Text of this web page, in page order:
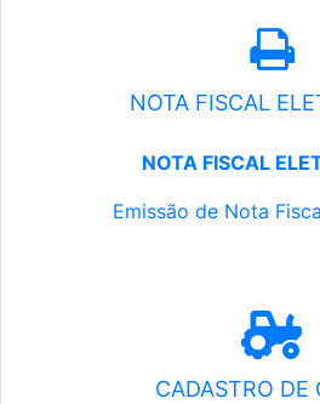
NOTA FISCAL
NOTA FISCAL
Emissão de Nota
CADASTRO DE